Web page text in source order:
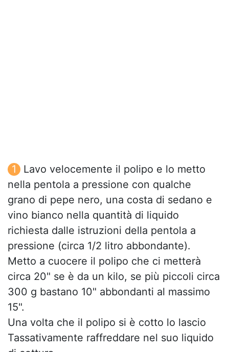
Lavo velocemente il polipo e lo metto
nella pentola a pressione con qualche
grano di pepe nero, una costa di sedano e
vino bianco nella quantità di liquido
richiesta dalle istruzioni della pentola a
pressione (circa 1/2 litro abbondante).
Metto a cuocere il polipo che ci metterà
circa 20" se è da un kilo, se più piccoli circa
300 g bastano 10" abbondanti al massimo
15".
Una volta che il polipo si è cotto lo lascio
Tassativamente raffreddare nel suo liquido